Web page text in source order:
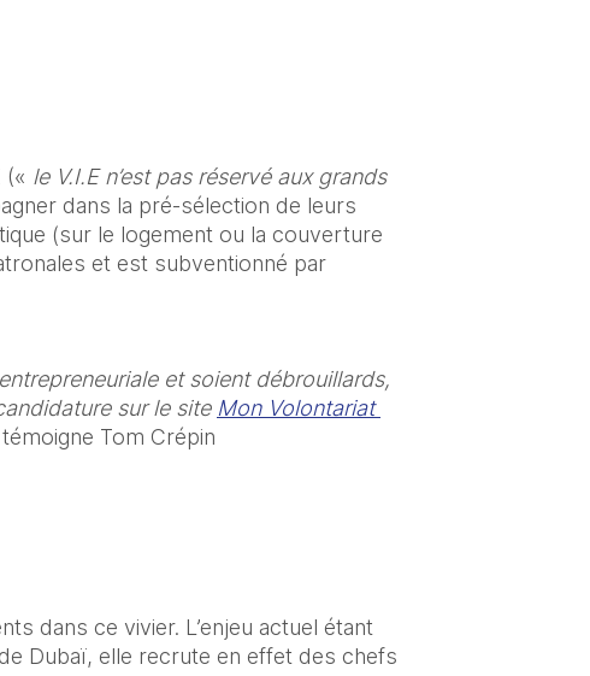
(« le V.I.E n’est pas réservé aux grands
dans la pré-sélection de leurs
(sur le logement ou la couverture
et est subventionné par
et soient débrouillards,
sur le site Mon Volontariat
Tom Crépin
dans ce vivier. L’enjeu actuel étant
Dubaï, elle recrute en effet des chefs